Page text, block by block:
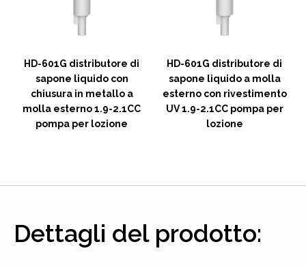
HD-601G distributore di
sapone liquido con
chiusura in metallo a
molla esterno 1.9-2.1CC
pompa per lozione
HD-601G distributore di
sapone liquido a molla
esterno con rivestimento
UV 1.9-2.1CC pompa per
lozione
Dettagli del prodotto: